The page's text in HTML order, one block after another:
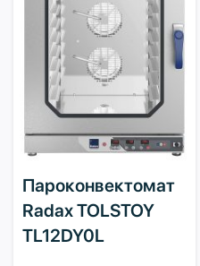
Пароконвектомат
Radax TOLSTOY
TL12DY0L